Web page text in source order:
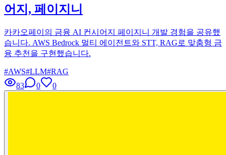
어지, 페이지니
카카오페이의 금융 AI 컨시어지 페이지니 개발 경험을 공유했
습니다. AWS Bedrock 멀티 에이전트와 STT, RAG로 맞춤형 금
융 추천을 구현했습니다.
#AWS#LLM#RAG
83
0 0